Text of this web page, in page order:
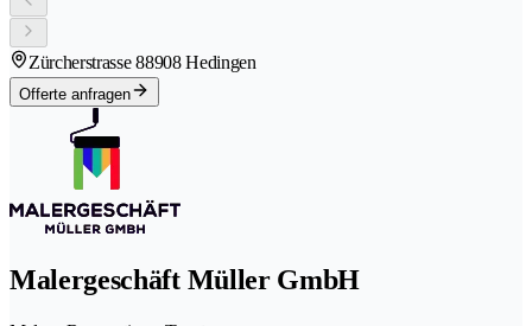
Zürcherstrasse 88908 Hedingen
Offerte anfragen
Malergeschäft Müller GmbH